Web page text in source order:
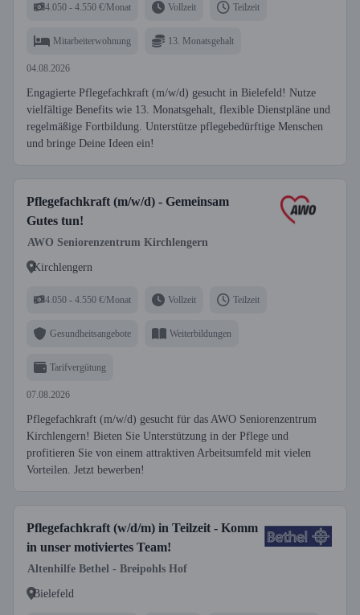
4.050 - 4.550 €/Monat Vollzeit Teilzeit
Mitarbeiterwohnung 13. Monatsgehalt
04.08.2026
Engagierte Pflegefachkraft (m/w/d) gesucht in Bielefeld! Nutze
vielfältige Benefits wie 13. Monatsgehalt, flexible Dienstpläne und
regelmäßige Fortbildung. Unterstütze pflegebedürftige Menschen
und bringe Deine Ideen ein!
Pflegefachkraft (m/w/d) - Gemeinsam
Gutes tun!
AWO Seniorenzentrum Kirchlengern
Kirchlengern
4.050 - 4.550 €/Monat Vollzeit Teilzeit
Gesundheitsangebote Weiterbildungen
Tarifvergütung
07.08.2026
Pflegefachkraft (m/w/d) gesucht für das AWO Seniorenzentrum
Kirchlengern! Bieten Sie Unterstützung in der Pflege und
profitieren Sie von einem attraktiven Arbeitsumfeld mit vielen
Vorteilen. Jetzt bewerben!
Pflegefachkraft (w/d/m) in Teilzeit - Komm
in unser motiviertes Team!
Altenhilfe Bethel - Breipohls Hof
Bielefeld